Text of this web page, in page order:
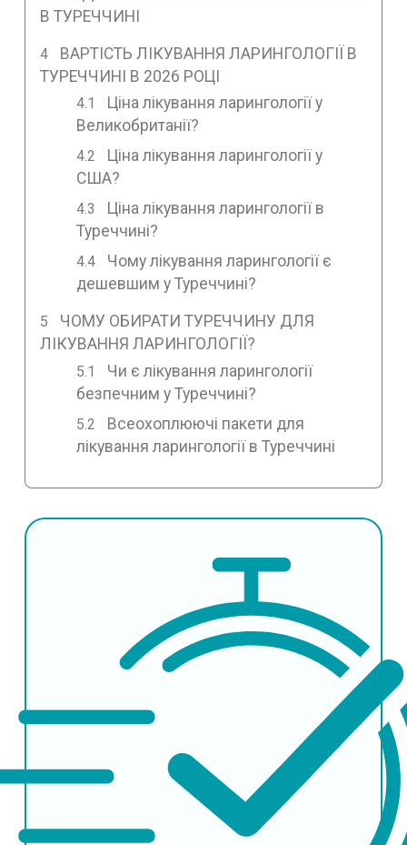
В ТУРЕЧЧИНІ
ВАРТІСТЬ ЛІКУВАННЯ ЛАРИНГОЛОГІЇ В
ТУРЕЧЧИНІ В 2026 РОЦІ
Ціна лікування ларингології у
Великобританії?
Ціна лікування ларингології у
США?
Ціна лікування ларингології в
Туреччині?
Чому лікування ларингології є
дешевшим у Туреччині?
ЧОМУ ОБИРАТИ ТУРЕЧЧИНУ ДЛЯ
ЛІКУВАННЯ ЛАРИНГОЛОГІЇ?
Чи є лікування ларингології
безпечним у Туреччині?
Всеохоплюючі пакети для
лікування ларингології в Туреччині